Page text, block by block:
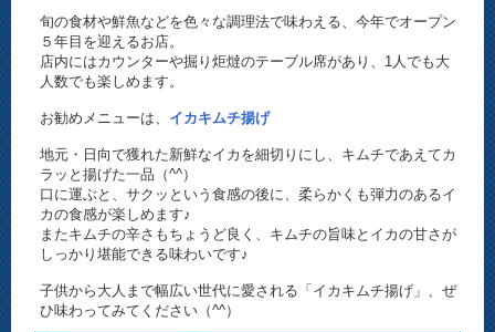
旬の食材や鮮魚などを色々な調理法で味わえる、今年でオープン
５年目を迎えるお店。
店内にはカウンターや掘り炬燵のテーブル席があり、1人でも大
人数でも楽しめます。
お勧めメニューは、 イカキムチ揚げ
地元・日向で獲れた新鮮なイカを細切りにし、キムチであえてカ
ラッと揚げた一品（^^）
口に運ぶと、サクッという食感の後に、柔らかくも弾力のあるイ
カの食感が楽しめます♪
またキムチの辛さもちょうど良く、キムチの旨味とイカの甘さが
しっかり堪能できる味わいです♪
子供から大人まで幅広い世代に愛される「イカキムチ揚げ」、ぜ
ひ味わってみてください（^^）